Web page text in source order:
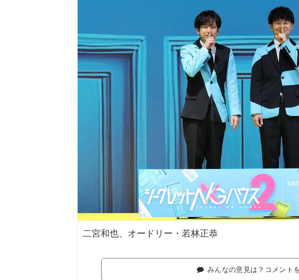
二宮和也、オードリー・若林正恭
みんなの意見は？コメント